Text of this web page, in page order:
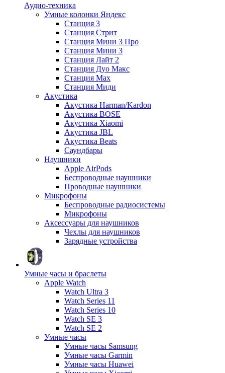
Аудио-техника
Умные колонки Яндекс
Станция 3
Станция Стрит
Станция Мини 3 Про
Станция Мини 3
Станция Лайт 2
Станция Дуо Макс
Станция Max
Станция Миди
Акустика
Акустика Harman/Kardon
Акустика BOSE
Акустика Xiaomi
Акустика JBL
Акустика Beats
Саундбары
Наушники
Apple AirPods
Беспроводные наушники
Проводные наушники
Микрофоны
Беспроводные радиосистемы
Микрофоны
Аксессуары для наушников
Чехлы для наушников
Зарядные устройства
Умные часы и браслеты
Apple Watch
Watch Ultra 3
Watch Series 11
Watch Series 10
Watch SE 3
Watch SE 2
Умные часы
Умные часы Samsung
Умные часы Garmin
Умные часы Huawei